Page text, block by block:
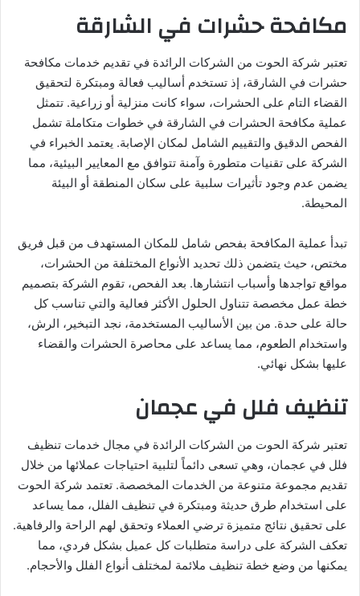
مكافحة حشرات في الشارقة
تعتبر شركة الحوت من الشركات الرائدة في تقديم خدمات مكافحة
حشرات في الشارقة، إذ تستخدم أساليب فعالة ومبتكرة لتحقيق
القضاء التام على الحشرات، سواء كانت منزلية أو زراعية. تتمثل
عملية مكافحة الحشرات في الشارقة في خطوات متكاملة تشمل
الفحص الدقيق والتقييم الشامل لمكان الإصابة. يعتمد الخبراء في
الشركة على تقنيات متطورة وآمنة تتوافق مع المعايير البيئية، مما
يضمن عدم وجود تأثيرات سلبية على سكان المنطقة أو البيئة
المحيطة.
تبدأ عملية المكافحة بفحص شامل للمكان المستهدف من قبل فريق
مختص، حيث يتضمن ذلك تحديد الأنواع المختلفة من الحشرات،
مواقع تواجدها وأسباب انتشارها. بعد الفحص، تقوم الشركة بتصميم
خطة عمل مخصصة تتناول الحلول الأكثر فعالية والتي تناسب كل
حالة على حدة. من بين الأساليب المستخدمة، نجد التبخير، الرش،
واستخدام الطعوم، مما يساعد على محاصرة الحشرات والقضاء
عليها بشكل نهائي.
تنظيف فلل في عجمان
تعتبر شركة الحوت من الشركات الرائدة في مجال خدمات تنظيف
فلل في عجمان، وهي تسعى دائماً لتلبية احتياجات عملائها من خلال
تقديم مجموعة متنوعة من الخدمات المخصصة. تعتمد شركة الحوت
على استخدام طرق حديثة ومبتكرة في تنظيف الفلل، مما يساعد
على تحقيق نتائج متميزة ترضي العملاء وتحقق لهم الراحة والرفاهية.
تعكف الشركة على دراسة متطلبات كل عميل بشكل فردي، مما
يمكنها من وضع خطة تنظيف ملائمة لمختلف أنواع الفلل والأحجام.